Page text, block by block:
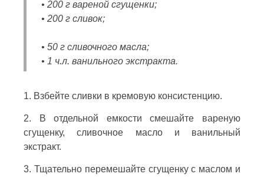
• 200 г вареной сгущенки;
• 200 г сливок;
• 50 г сливочного масла;
• 1 ч.л. ванильного экстракта.
1. Взбейте сливки в кремовую консистенцию.
2. В отдельной емкости смешайте вареную
сгущенку, сливочное масло и ванильный
экстракт.
3. Тщательно перемешайте сгущенку с маслом и